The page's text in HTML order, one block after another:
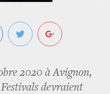
2020 à Avignon,
devraient